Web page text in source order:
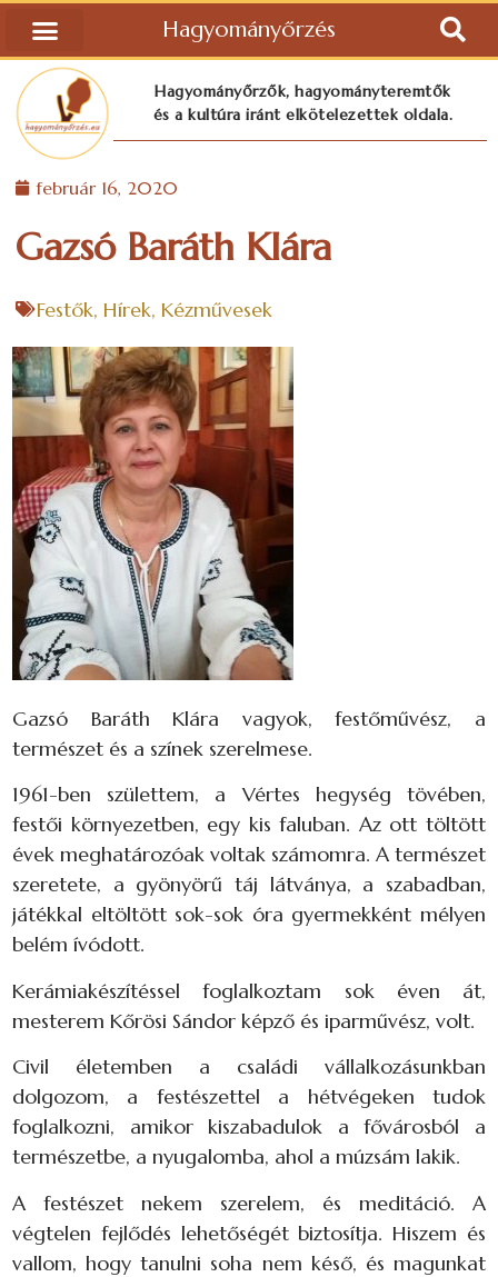
Hagyományőrzés
Hagyományőrzők, hagyományteremtők
és a kultúra iránt elkötelezettek oldala.
február 16, 2020
Gazsó Baráth Klára
Festők,Hírek,Kézművesek
Gazsó Baráth Klára vagyok, festőművész, a
természet és a színek szerelmese.
1961-ben születtem, a Vértes hegység tövében,
festői környezetben, egy kis faluban. Az ott töltött
évek meghatározóak voltak számomra. A természet
szeretete, a gyönyörű táj látványa, a szabadban,
játékkal eltöltött sok-sok óra gyermekként mélyen
belém ívódott.
Kerámiakészítéssel foglalkoztam sok éven át,
mesterem Kőrösi Sándor képző és iparművész, volt.
Civil életemben a családi vállalkozásunkban
dolgozom, a festészettel a hétvégeken tudok
foglalkozni, amikor kiszabadulok a fővárosból a
természetbe, a nyugalomba, ahol a múzsám lakik.
A festészet nekem szerelem, és meditáció. A
végtelen fejlődés lehetőségét biztosítja. Hiszem és
vallom, hogy tanulni soha nem késő, és magunkat